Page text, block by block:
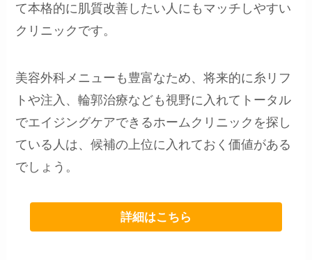
て本格的に肌質改善したい人にもマッチしやすい
クリニックです。
美容外科メニューも豊富なため、将来的に糸リフ
トや注入、輪郭治療なども視野に入れてトータル
でエイジングケアできるホームクリニックを探し
ている人は、候補の上位に入れておく価値がある
でしょう。
詳細はこちら